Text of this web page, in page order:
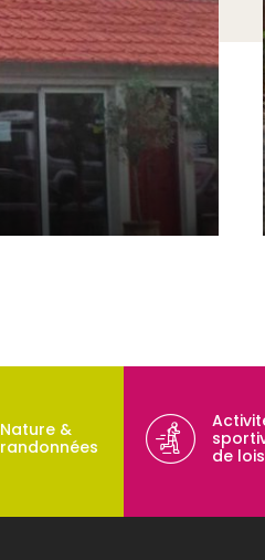
Nature &
randonnées
de